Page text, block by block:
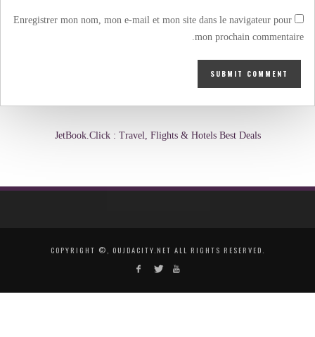
Enregistrer mon nom, mon e-mail et mon site dans le navigateur pour
mon prochain commentaire.
JetBook.Click : Travel, Flights & Hotels Best Deals
COPYRIGHT ©, OUJDACITY.NET ALL RIGHTS RESERVED.